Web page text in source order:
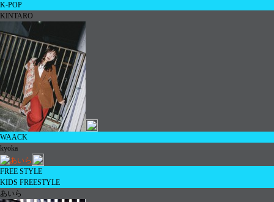
K-POP
KINTARO
WAACK
kyoka
FREE STYLE
KIDS FREESTYLE
あいら